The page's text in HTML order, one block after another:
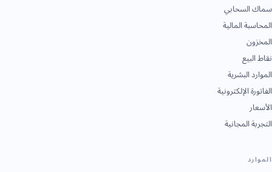
سماك السحابي
المحاسبة المالية
المخزون
نقاط البيع
الموارد البشرية
الفاتورة الإلكترونية
الأسعار
التجربة المجانية
الموارد